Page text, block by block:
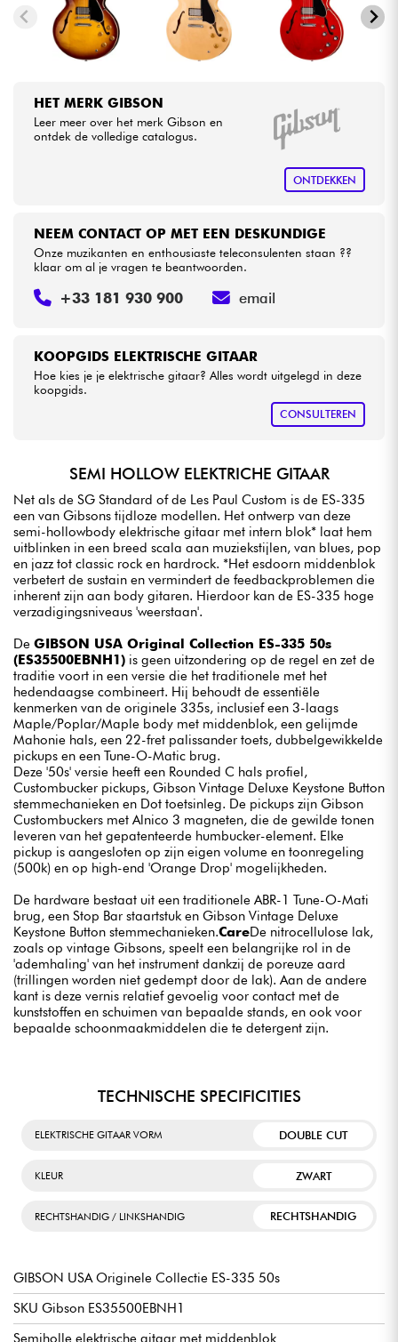
HET MERK GIBSON
Leer meer over het merk Gibson en
ontdek de volledige catalogus.
ONTDEKKEN
KOOPGIDS ELEKTRISCHE GITAAR
Hoe kies je je elektrische gitaar? Alles wordt uitgelegd in deze
koopgids.
CONSULTEREN
NEEM CONTACT OP MET EEN DESKUNDIGE
Onze muzikanten en enthousiaste teleconsulenten staan ??
klaar om al je vragen te beantwoorden.
+33 181 930 900 email
SEMI HOLLOW ELEKTRICHE GITAAR
Net als de SG Standard of de Les Paul Custom is de ES-335
een van Gibsons tijdloze modellen. Het ontwerp van deze
semi-hollowbody elektrische gitaar met intern blok* laat hem
uitblinken in een breed scala aan muziekstijlen, van blues, pop
en jazz tot classic rock en hardrock. *Het esdoorn middenblok
verbetert de sustain en vermindert de feedbackproblemen die
inherent zijn aan body gitaren. Hierdoor kan de ES-335 hoge
verzadigingsniveaus 'weerstaan'.
De GIBSON USA Original Collection ES-335 50s
(ES35500EBNH1) is geen uitzondering op de regel en zet de
traditie voort in een versie die het traditionele met het
hedendaagse combineert. Hij behoudt de essentiële
kenmerken van de originele 335s, inclusief een 3-laags
Maple/Poplar/Maple body met middenblok, een gelijmde
Mahonie hals, een 22-fret palissander toets, dubbelgewikkelde
pickups en een Tune-O-Matic brug.
Deze '50s' versie heeft een Rounded C hals profiel,
Custombucker pickups, Gibson Vintage Deluxe Keystone Button
stemmechanieken en Dot toetsinleg. De pickups zijn Gibson
Custombuckers met Alnico 3 magneten, die de gewilde tonen
leveren van het gepatenteerde humbucker-element. Elke
pickup is aangesloten op zijn eigen volume en toonregeling
(500k) en op high-end 'Orange Drop' mogelijkheden.
De hardware bestaat uit een traditionele ABR-1 Tune-O-Mati
brug, een Stop Bar staartstuk en Gibson Vintage Deluxe
Keystone Button stemmechanieken.CareDe nitrocellulose lak,
zoals op vintage Gibsons, speelt een belangrijke rol in de
'ademhaling' van het instrument dankzij de poreuze aard
(trillingen worden niet gedempt door de lak). Aan de andere
kant is deze vernis relatief gevoelig voor contact met de
kunststoffen en schuimen van bepaalde stands, en ook voor
bepaalde schoonmaakmiddelen die te detergent zijn.
TECHNISCHE SPECIFICITIES
ELEKTRISCHE GITAAR VORM DOUBLE CUT
KLEUR ZWART
RECHTSHANDIG / LINKSHANDIG RECHTSHANDIG
GIBSON USA Originele Collectie ES-335 50s
SKU Gibson ES35500EBNH1
Semiholle elektrische gitaar met middenblok